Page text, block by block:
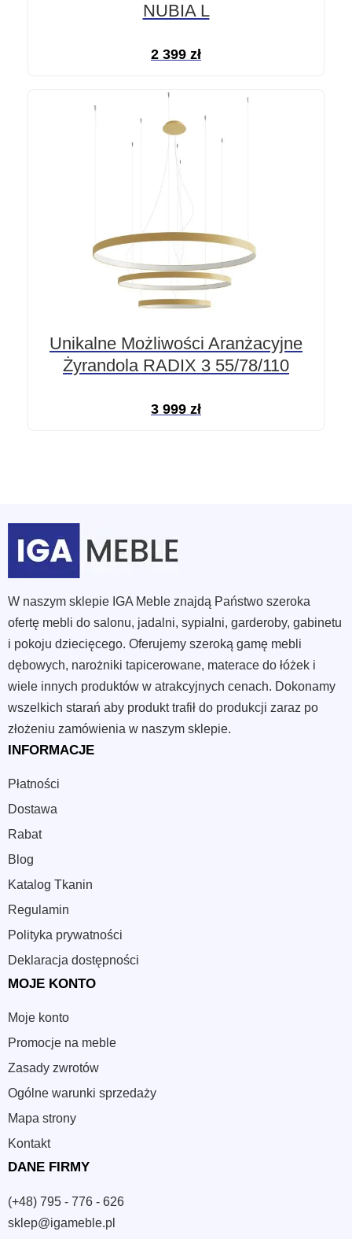
NUBIA L
2 399 zł
Unikalne Możliwości Aranżacyjne
Żyrandola RADIX 3 55/78/110
3 999 zł
W naszym sklepie IGA Meble znajdą Państwo szeroka
ofertę mebli do salonu, jadalni, sypialni, garderoby, gabinetu
i pokoju dziecięcego. Oferujemy szeroką gamę mebli
dębowych, narożniki tapicerowane, materace do łóżek i
wiele innych produktów w atrakcyjnych cenach. Dokonamy
wszelkich starań aby produkt trafił do produkcji zaraz po
złożeniu zamówienia w naszym sklepie.
INFORMACJE
Płatności
Dostawa
Rabat
Blog
Katalog Tkanin
Regulamin
Polityka prywatności
Deklaracja dostępności
MOJE KONTO
Moje konto
Promocje na meble
Zasady zwrotów
Ogólne warunki sprzedaży
Mapa strony
Kontakt
DANE FIRMY
(+48) 795 - 776 - 626
sklep@igameble.pl